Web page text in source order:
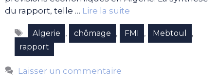
du rapport, telle … Lire la suite
Étiquettes
Algerie , chômage , FMI , Mebtoul ,
rapport
Laisser un commentaire